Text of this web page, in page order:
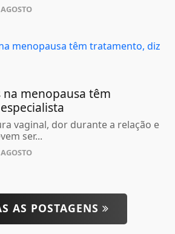
na menopausa têm
vaginal, dor durante a relação e
ser...
AS POSTAGENS